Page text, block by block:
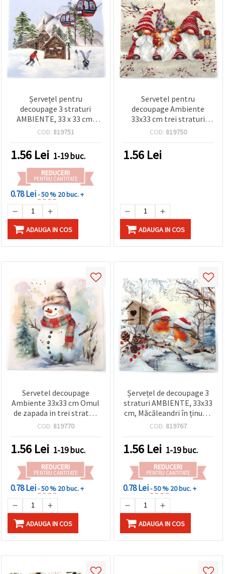
Șervețel pentru
decoupage 3 straturi
AMBIENTE, 33 x 33 cm,
Cabana de schi - 1 bucată
COD: 819751
1.56 Lei 1-19 buc.
REDUCERI
PENTRU CANTITATE
0.78 Lei- 50 % 20 buc. +
ADAUGA IN COS
Servetel pentru
decoupage Ambiente
33x33 cm trei straturi
Dree Dwarfs - 1 bucata
COD: 819750
1.56 Lei
ADAUGA IN COS
Servetel decoupage
Ambiente 33x33 cm Omul
de zapada in trei straturi
in natura - 1 bucata
COD: 819770
1.56 Lei 1-19 buc.
REDUCERI
PENTRU CANTITATE
0.78 Lei- 50 % 20 buc. +
ADAUGA IN COS
Șervețel de decoupage 3
straturi AMBIENTE, 33x33
cm, Măcăleandri în ținutul
iernii - 1 bucată
COD: 819767
1.56 Lei 1-19 buc.
REDUCERI
PENTRU CANTITATE
0.78 Lei- 50 % 20 buc. +
ADAUGA IN COS